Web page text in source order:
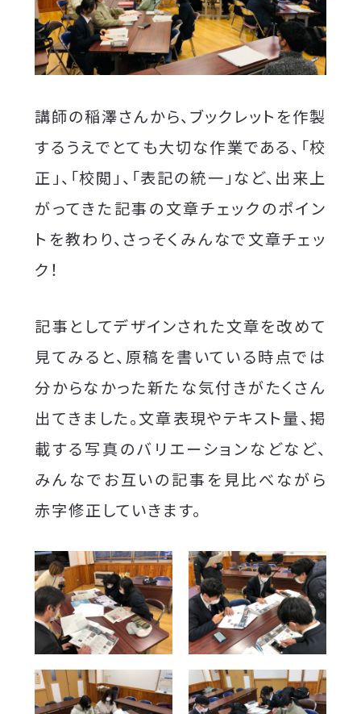
講師の稲澤さんから、ブックレットを作製
するうえでとても大切な作業である、「校
正」、「校閲」、「表記の統一」など、出来上
がってきた記事の文章チェックのポイン
トを教わり、さっそくみんなで文章チェッ
ク！
記事としてデザインされた文章を改めて
見てみると、原稿を書いている時点では
分からなかった新たな気付きがたくさん
出てきました。文章表現やテキスト量、掲
載する写真のバリエーションなどなど、
みんなでお互いの記事を見比べながら
赤字修正していきます。